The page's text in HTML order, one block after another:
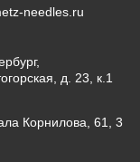
needles.ru
д. 23, к.1
Корнилова, 61, 3